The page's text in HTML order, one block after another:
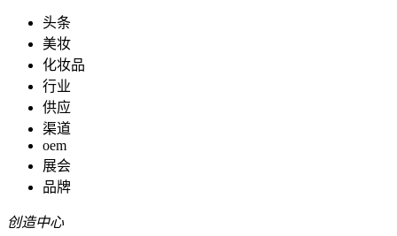
头条
美妆
化妆品
行业
供应
渠道
oem
展会
品牌
创造中心